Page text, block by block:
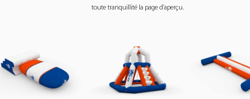
toute tranquillité la page d’aperçu.
YouTube
–
Twitter
LinkedIn
aquafun
–
Telegram